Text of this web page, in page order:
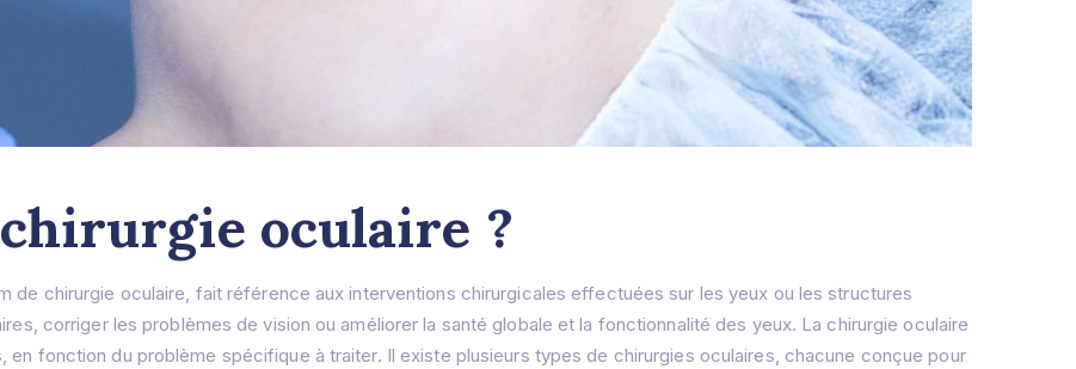
chirurgie oculaire ?
de chirurgie oculaire, fait référence aux interventions chirurgicales effectuées sur les yeux ou les structures
corriger les problèmes de vision ou améliorer la santé globale et la fonctionnalité des yeux. La chirurgie oculaire
fonction du problème spécifique à traiter. Il existe plusieurs types de chirurgies oculaires, chacune conçue pour